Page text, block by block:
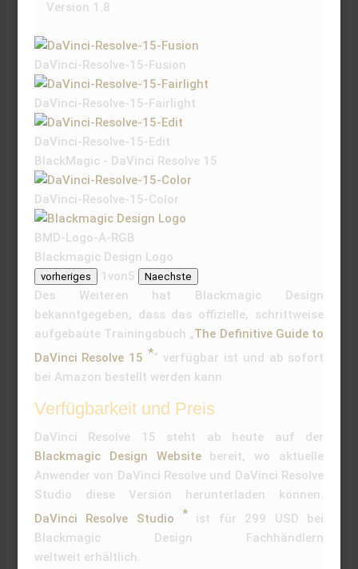
Version 1.8
DaVinci-Resolve-15-Fusion
DaVinci-Resolve-15-Fairlight
DaVinci-Resolve-15-Edit
BlackMagic - DaVinci Resolve 15
DaVinci-Resolve-15-Color
BMD-Logo-A-RGB
Blackmagic Design Logo
vorheriges 1 von5 Naechste
Des Weiteren hat Blackmagic Design
bekanntgegeben, dass das offizielle, schrittweise
aufgebaute Trainingsbuch „The Definitive Guide to
DaVinci Resolve 15
“ verfügbar ist und ab sofort
bei Amazon bestellt werden kann.
Verfügbarkeit und Preis
DaVinci Resolve 15 steht ab heute auf der
Blackmagic Design Websitebereit, wo aktuelle
Anwender von DaVinci Resolve und DaVinci Resolve
Studio diese Version herunterladen können.
DaVinci Resolve Studio
ist für 299 USD bei
Blackmagic Design Fachhändlern
weltweit erhältlich.